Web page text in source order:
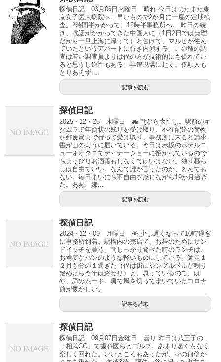
探偵日記 03月06日火曜日 晴れ 今日はまたまた東
京女子医大病院へ。早いもので2か月に一度の定期検
査。2時間半かかって、12時半事務所へ。 昨日の続
き、電話がかかってきた中国人に（1日2日では無理
だから一旦上海に帰って）と告げて、マルヒが住ん
でいたというアパートに行き内偵する。この種の調
査は若い調査員よりは僕の方が技術的にも優れてい
ると思うし適性もある。早速現場に赴く。依頼人も
とりあえず...
記事を読む
探偵日記
2025・12・25 木曜日 ☁ 朝から大忙し。駅前のキ
タムラで年賀状の残りを受け取り、不在配達の荷物
を郵便局まで行って受け取り、事務所に来ると請求
書が山のように届いている。今日は赤坂のホテルニ
ューオオタニでディナーショーに招かれているので
ちょっぴりお洒落もしなくてはいけない。独り暮ら
しは自由でいい。なんて誰が言ったのか、とんでも
ない。毎日まいにち不自由を感じながら19か月過ぎ
た。ああ、嫌...
記事を読む
探偵日記
2024・12・09 月曜日 ☀ 少し遅くなって10時過ぎ
に事務所到着。駅構内の売店で、お昼のためにサン
ドイッチを買う。朝しっかり食べた時のランチは、
お蕎麦かパンのような軽いものにしている。師走１
２月も分の１過ぎた（僕は街にジングルベルが鳴り
始めたら今年は終わり）と、思っているので、は
や、諦めムード。肩で風を切って歩いていたコロナ
前が懐かしい。
記事を読む
探偵日記
探偵日記 09月07日金曜日 曇り 昨日は八王子の
「相武CC」で歯科医らとゴルフ。あまり暑くもなく
楽しく回れた。いいところもあったが、その何倍か